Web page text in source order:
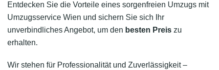
Entdecken Sie die Vorteile eines sorgenfreien Umzugs mit
Umzugsservice Wien und sichern Sie sich Ihr
unverbindliches Angebot, um den besten Preis zu
erhalten.
Wir stehen für Professionalität und Zuverlässigkeit –